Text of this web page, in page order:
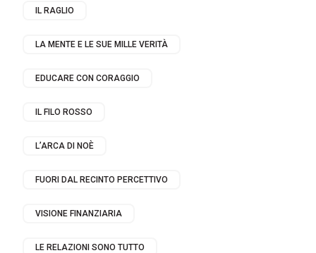
IL RAGLIO
LA MENTE E LE SUE MILLE VERITÀ
EDUCARE CON CORAGGIO
IL FILO ROSSO
L’ARCA DI NOÈ
FUORI DAL RECINTO PERCETTIVO
VISIONE FINANZIARIA
LE RELAZIONI SONO TUTTO